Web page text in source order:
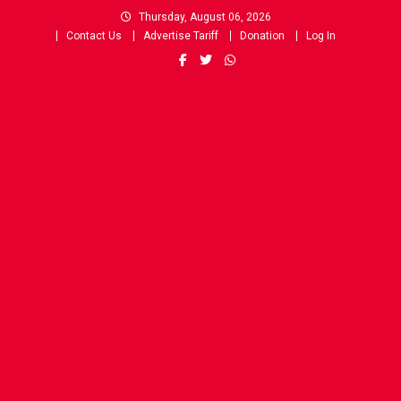
Thursday, August 06, 2026
Contact Us
Advertise Tariff Donation Log In